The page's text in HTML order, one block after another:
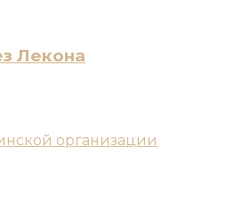
Лекона
организации